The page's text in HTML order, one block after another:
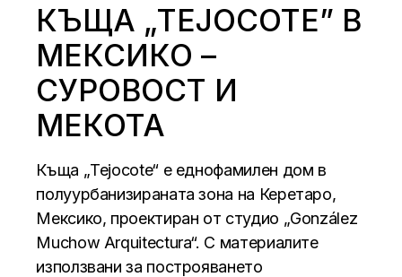
КЪЩА „ТEJOCOTE” В
МЕКСИКО –
СУРОВОСТ И
МЕКОТА
Къща „Tejocote“ е еднофамилен дом в
полуурбанизираната зона на Керетаро,
Мексико, проектиран от студио „González
Muchow Arquitectura“. С материалите
използвани за построяването